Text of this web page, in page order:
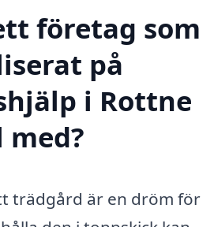
företag som
på
i Rottne
trädgård är en dröm för